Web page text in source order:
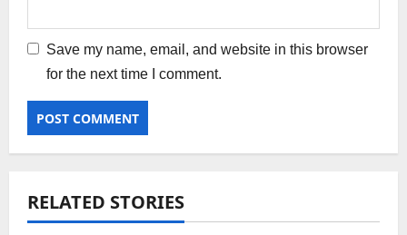
Save my name, email, and website in this browser
for the next time I comment.
RELATED STORIES